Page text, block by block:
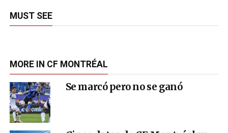
MUST SEE
MORE IN CF MONTRÉAL
Se marcó pero no se ganó